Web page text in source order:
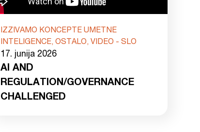
IZZIVAMO KONCEPTE UMETNE
INTELIGENCE, OSTALO, VIDEO - SLO
17. junija 2026
AI AND
REGULATION/GOVERNANCE
CHALLENGED